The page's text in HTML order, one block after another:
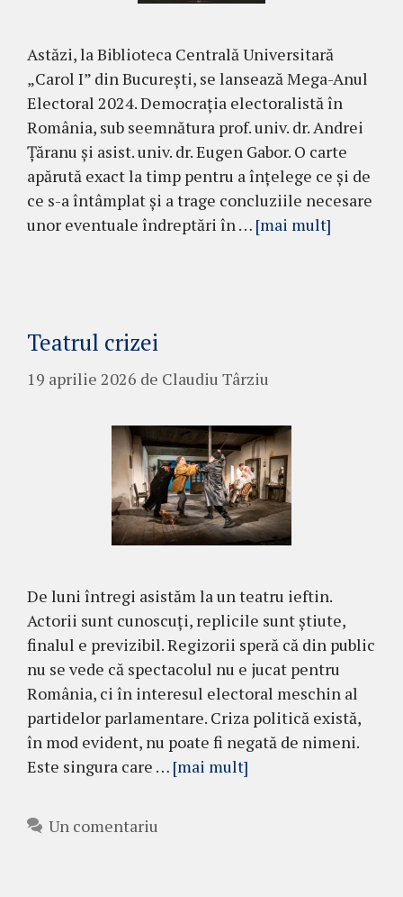
Astăzi, la Biblioteca Centrală Universitară
„Carol I” din București, se lansează Mega-Anul
Electoral 2024. Democrația electoralistă în
România, sub seemnătura prof. univ. dr. Andrei
Țăranu și asist. univ. dr. Eugen Gabor. O carte
apărută exact la timp pentru a înțelege ce și de
ce s-a întâmplat și a trage concluziile necesare
unor eventuale îndreptări în … [mai mult]
Teatrul crizei
19 aprilie 2026 de Claudiu Târziu
De luni întregi asistăm la un teatru ieftin.
Actorii sunt cunoscuți, replicile sunt știute,
finalul e previzibil. Regizorii speră că din public
nu se vede că spectacolul nu e jucat pentru
România, ci în interesul electoral meschin al
partidelor parlamentare. Criza politică există,
în mod evident, nu poate fi negată de nimeni.
Este singura care … [mai mult]
Un comentariu